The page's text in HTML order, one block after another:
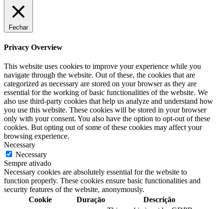
Fechar
Privacy Overview
This website uses cookies to improve your experience while you
navigate through the website. Out of these, the cookies that are
categorized as necessary are stored on your browser as they are
essential for the working of basic functionalities of the website. We
also use third-party cookies that help us analyze and understand how
you use this website. These cookies will be stored in your browser
only with your consent. You also have the option to opt-out of these
cookies. But opting out of some of these cookies may affect your
browsing experience.
Necessary
Necessary
Sempre ativado
Necessary cookies are absolutely essential for the website to
function properly. These cookies ensure basic functionalities and
security features of the website, anonymously.
Cookie
Duração
Descrição